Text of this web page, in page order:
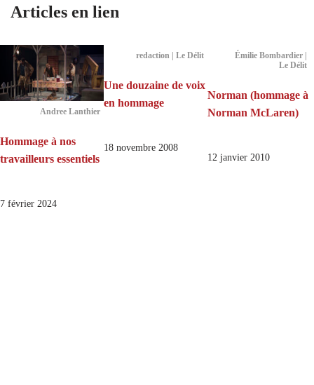
Articles en lien
Andree Lanthier
Hommage à nos
travailleurs essentiels
7 février 2024
redaction | Le Délit
Une douzaine de voix
en hommage
18 novembre 2008
Émilie Bombardier |
Le Délit
Norman (hommage à
Norman McLaren)
12 janvier 2010